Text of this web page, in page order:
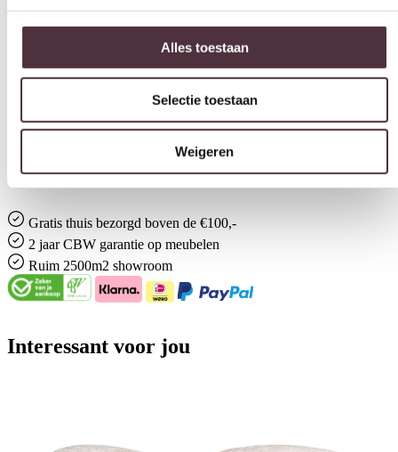
Alles toestaan
Selectie toestaan
Weigeren
n.n.b.
Geadviseerd onderhoudsmiddel
All in house Just enjoy 5 jaar vlek en constructie garantie
Gratis thuis bezorgd boven de €100,-
2 jaar CBW garantie op meubelen
Ruim 2500m2 showroom
Interessant voor jou